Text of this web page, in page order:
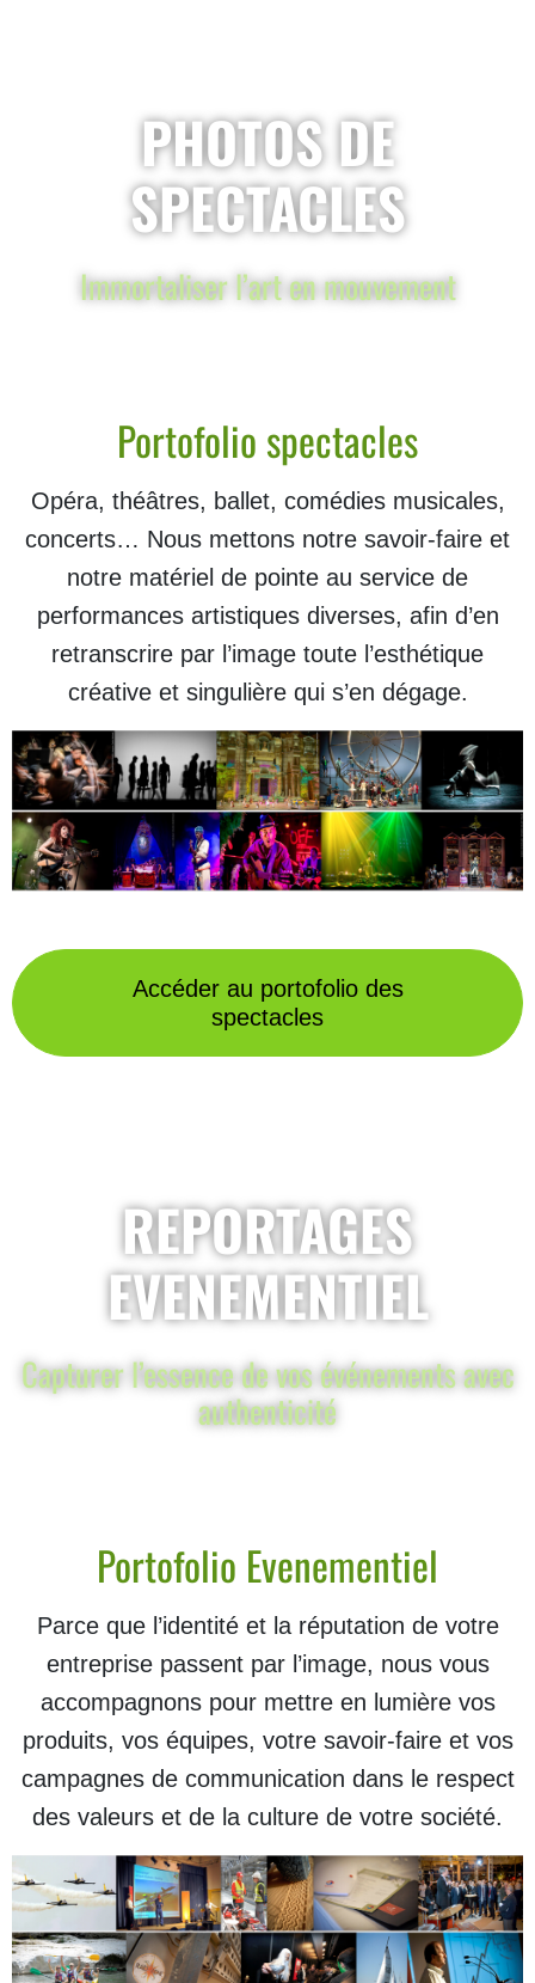
PHOTOS DE
SPECTACLES
Immortaliser l’art en mouvement
Portofolio spectacles
Opéra, théâtres, ballet, comédies musicales,
concerts… Nous mettons notre savoir-faire et
notre matériel de pointe au service de
performances artistiques diverses, afin d’en
retranscrire par l’image toute l’esthétique
créative et singulière qui s’en dégage.
Accéder au portofolio des
spectacles
REPORTAGES
EVENEMENTIEL
Capturer l’essence de vos événements avec
authenticité
Portofolio Evenementiel
Parce que l’identité et la réputation de votre
entreprise passent par l’image, nous vous
accompagnons pour mettre en lumière vos
produits, vos équipes, votre savoir-faire et vos
campagnes de communication dans le respect
des valeurs et de la culture de votre société.